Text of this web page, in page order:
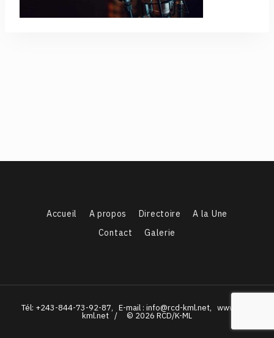
Accueil A propos Directoire
A la Une
Contact
Galerie
Tél: +243-844-73-92-87, E-mail : info@rcd-kml.net, www.rcd-
kml.net / © 2026 RCD/K-ML